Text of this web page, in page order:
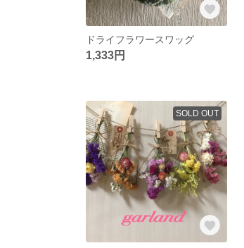
ドライフラワースワッグ
1,333円
SOLD OUT